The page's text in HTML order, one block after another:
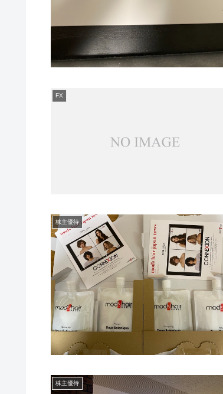
FX
株主優待
株主優待